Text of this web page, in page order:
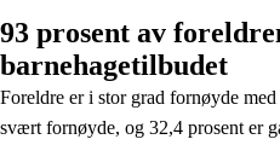
93 prosent av
barnehagetilbudet
Foreldre er i stor grad fornøyde
svært fornøyde, og 32,4 prosent er